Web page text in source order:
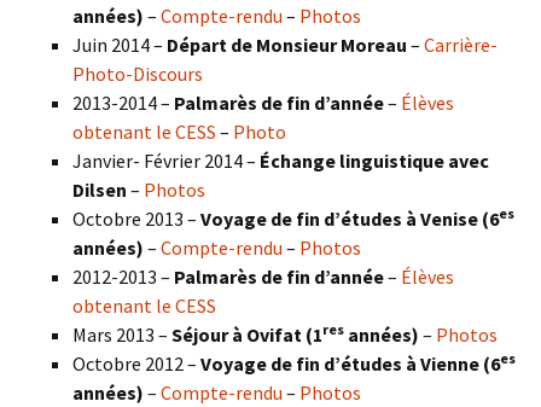
années) – Compte-rendu – Photos
Juin 2014 – Départ de Monsieur Moreau – Carrière-
Photo-Discours
2013-2014 – Palmarès de fin d’année– Élèves
obtenant le CESS – Photo
Janvier- Février 2014 – Échange linguistique avec
Dilsen – Photos
Octobre 2013 – Voyage de fin d’études à Venise (6es
années) – Compte-rendu – Photos
2012-2013 – Palmarès de fin d’année– Élèves
obtenant le CESS
Mars 2013 – Séjour à Ovifat (1res années) – Photos
Octobre 2012 – Voyage de fin d’études à Vienne (6es
années) – Compte-rendu – Photos